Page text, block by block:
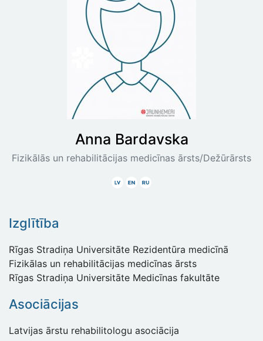
Anna Bardavska
Fizikālās un rehabilitācijas medicīnas ārsts/Dežūrārsts
Latviski
AngliskiKrieviski
Izglītība
Rīgas Stradiņa Universitāte Rezidentūra medicīnā
Fizikālas un rehabilitācijas medicīnas ārsts
Rīgas Stradiņa Universitāte Medicīnas fakultāte
Asociācijas
Latvijas ārstu rehabilitologu asociācija